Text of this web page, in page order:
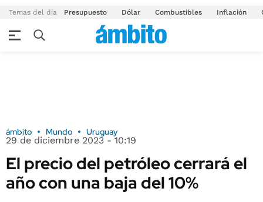
Temas del día Presupuesto Dólar Combustibles Inflación
ámbito Mundo Uruguay
29 de diciembre 2023 - 10:19
El precio del petróleo cerrará el
año con una baja del 10%